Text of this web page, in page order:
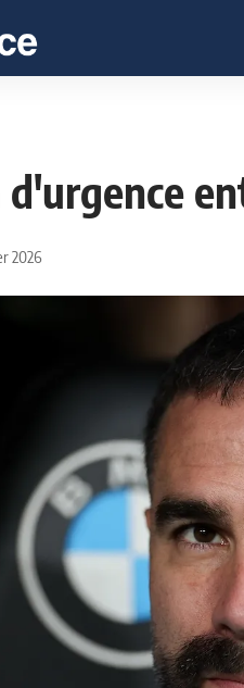
d'urgence
2026